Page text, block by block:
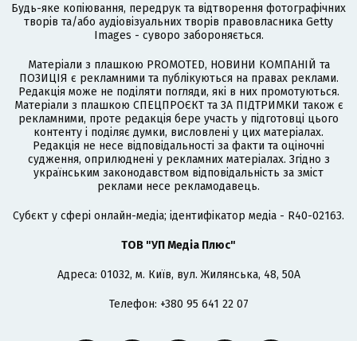
Будь-яке копіювання, передрук та відтворення фотографічних
творів та/або аудіовізуальних творів правовласника Getty
Images - суворо забороняється.
Матеріали з плашкою PROMOTED, НОВИНИ КОМПАНІЙ та
ПОЗИЦІЯ є рекламними та публікуються на правах реклами.
Редакція може не поділяти погляди, які в них промотуються.
Матеріали з плашкою СПЕЦПРОЄКТ та ЗА ПІДТРИМКИ також є
рекламними, проте редакція бере участь у підготовці цього
контенту і поділяє думки, висловлені у цих матеріалах.
Редакція не несе відповідальності за факти та оціночні
судження, оприлюднені у рекламних матеріалах. Згідно з
українським законодавством відповідальність за зміст
реклами несе рекламодавець.
Cубєкт у сфері онлайн-медіа; ідентифікатор медіа - R40-02163.
ТОВ "УП Медіа Плюс"
Адреса: 01032, м. Київ, вул. Жилянська, 48, 50А
Телефон: +380 95 641 22 07